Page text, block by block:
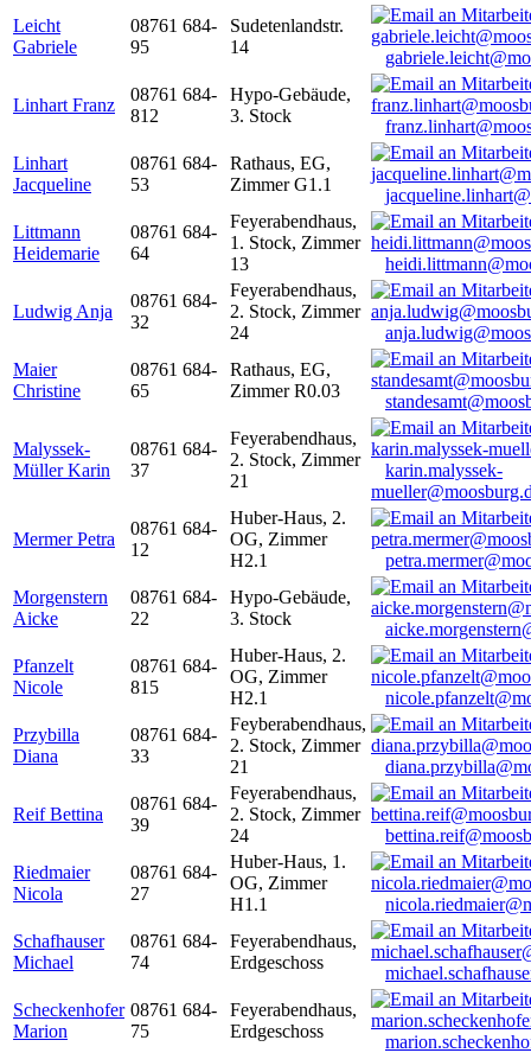
Leicht
Gabriele
08761 684-
95
Sudetenlandstr.
14
Linhart Franz
08761 684-
812
Hypo-Gebäude,
3. Stock
Linhart
Jacqueline
08761 684-
53
Rathaus, EG,
Zimmer G1.1
Littmann
Heidemarie
08761 684-
64
Feyerabendhaus,
1. Stock, Zimmer
13
Ludwig Anja
08761 684-
32
Feyerabendhaus,
2. Stock, Zimmer
24
Maier
Christine
08761 684-
65
Rathaus, EG,
Zimmer R0.03
Malyssek-
Müller Karin
08761 684-
37
Feyerabendhaus,
2. Stock, Zimmer
21
karin.malyssek-
Mermer Petra
08761 684-
12
Huber-Haus, 2.
OG, Zimmer
H2.1
Morgenstern
Aicke
08761 684-
22
Hypo-Gebäude,
3. Stock
Pfanzelt
Nicole
08761 684-
815
Huber-Haus, 2.
OG, Zimmer
H2.1
Przybilla
Diana
08761 684-
33
Feyberabendhaus,
2. Stock, Zimmer
21
Reif Bettina
08761 684-
39
Feyerabendhaus,
2. Stock, Zimmer
24
Riedmaier
Nicola
08761 684-
27
Huber-Haus, 1.
OG, Zimmer
H1.1
Schafhauser
Michael
08761 684-
74
Feyerabendhaus,
Erdgeschoss
Scheckenhofer
Marion
08761 684-
75
Feyerabendhaus,
Erdgeschoss